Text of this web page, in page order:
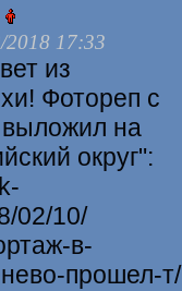
17:33
из
Фотореп с
на
округ":
02/10/
в-
прошел-т/